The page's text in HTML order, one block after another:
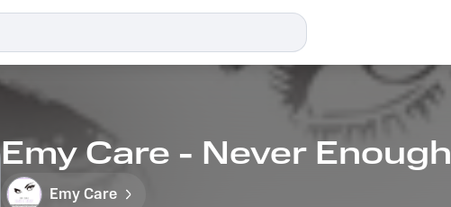
Emy Care - Never Enough
Emy Care